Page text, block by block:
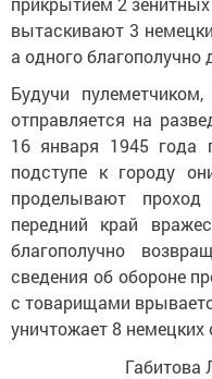
вытаскивают 3
а одного благополучно
Будучи
отправляется на
16 января 1945 года
подступе к городу
проделывают
передний край
благополучно
сведения об обороне
с товарищами
уничтожает 8
Габитова